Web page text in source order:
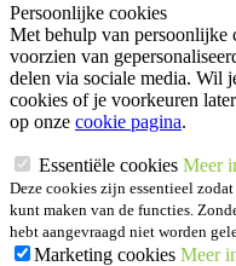
Persoonlijke cookies
Met behulp van persoonlijke
voorzien van
delen via sociale media. Wil
cookies of je voorkeuren
op onze cookie pagina.
Essentiële cookies Meer
Deze cookies zijn essentieel
kunt maken van de functies.
hebt aangevraagd niet worden
Marketing cookies Meer